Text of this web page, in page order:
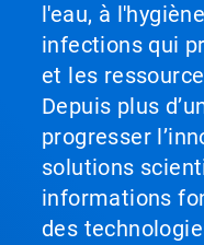
l'eau, à
infections qui
et les
Depuis plus
progresser
solutions
informations
des